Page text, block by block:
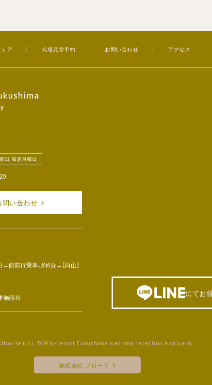
ア 式場見学予約 お問い合わせ アクセス
日 毎週月曜日
問い合わせ
→館前行乗車、約6分→［向山］
施設有 にてお
HILL TOP N-resort Fukushima wedding reception and party
株式会社 フローラ